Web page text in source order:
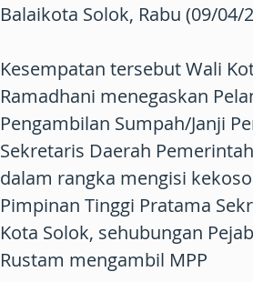
Balaikota Solok, Rabu (09/04/
Kesempatan tersebut Wali
Ramadhani menegaskan
Pengambilan Sumpah/Janji
Sekretaris Daerah
dalam rangka mengisi
Pimpinan Tinggi Pratama
Kota Solok, sehubungan
Rustam mengambil MPP